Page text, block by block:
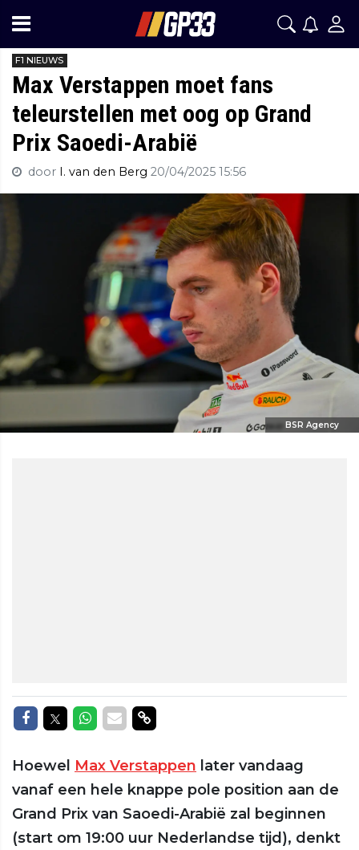
F1 NIEUWS
Max Verstappen moet fans
teleurstellen met oog op Grand
Prix Saoedi-Arabië
door I. van den Berg 20/04/2025 15:56
BSR Agency
Delen op Facebook
Delen op Twitter
Delen op Whatsapp
Delen via Mail
Delen via link
Hoewel Max Verstappen later vandaag
vanaf een hele knappe pole position aan de
Grand Prix van Saoedi-Arabië zal beginnen
(start om 19:00 uur Nederlandse tijd), denkt